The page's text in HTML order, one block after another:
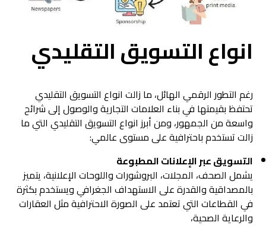
انواع التسويق التقليدي
رغم التطور الرقمي الهائل، ما زالت انواع التسويق التقليدي
تحتفظ بقيمتها في بناء العلامات التجارية والوصول إلى شرائح
واسعة من الجمهور، ومن أبرز انواع التسويق التقليدي التي ما
زالت تستخدم باحترافية على مستوى عالمي:
التسويق عبر الإعلانات المطبوعة
يشمل الصحف، المجلات، البروشورات واللوحات الإعلانية، يتميز
بالمصداقية والقدرة على الاستهداف الجغرافي ويستخدم بكثرة
في القطاعات التي تعتمد على الصورة الاحترافية مثل العقارات
والرعاية الصحية،